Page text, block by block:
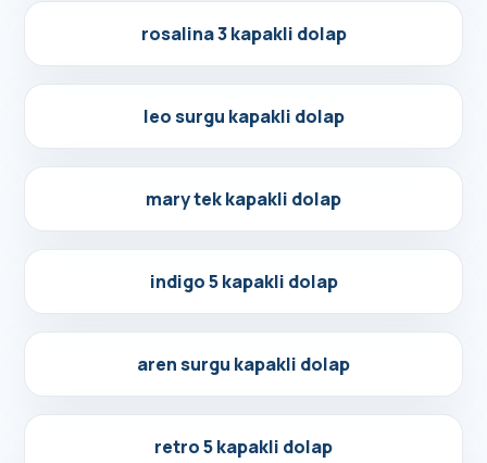
Detayları Gör
rosalina 3 kapakli dolap
Detayları Gör
leo surgu kapakli dolap
Detayları Gör
mary tek kapakli dolap
Detayları Gör
indigo 5 kapakli dolap
Detayları Gör
aren surgu kapakli dolap
Detayları Gör
retro 5 kapakli dolap